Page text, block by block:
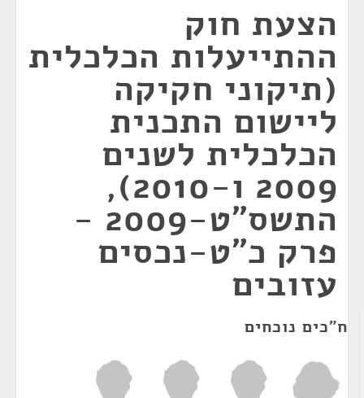
הצעת חוק
ההתייעלות הכלכלית
(תיקוני חקיקה
ליישום התכנית
הכלכלית לשנים
2009 ו-2010),
התשס"ט-2009 -
פרק כ"ט-נכסים
עזובים
ח"כים נוכחים